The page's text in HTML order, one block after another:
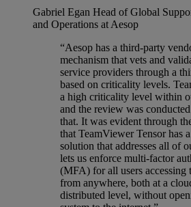
Gabriel Egan Head of Global
and Operations at Aesop
“Aesop has a third-party
mechanism that vets and
service providers through a
based on criticality levels.
a high criticality level within
and the review was
that. It was evident through
that TeamViewer Tensor has
solution that addresses all of
lets us enforce multi-factor
(MFA) for all users accessing
from anywhere, both at a
distributed level, without